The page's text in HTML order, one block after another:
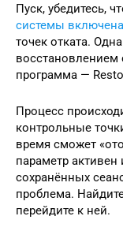
Пуск, убедитесь,
системы включена
точек отката.
программа —
Процесс
контрольные
время сможет
параметр активен
сохранённых
проблема.
перейдите к ней.